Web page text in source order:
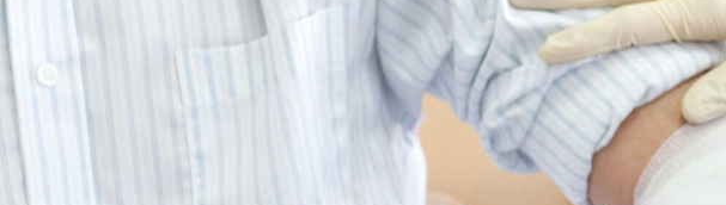
Residenz Bad Friedrichshall
Ansprechpartner
Die Geschäftsführung
Kontakt
Kontaktformular
DRK-Kreisverband Heilbronn
Landesverbände
Kreisverbände
Rotes Kreuz international
Generalsekretariat